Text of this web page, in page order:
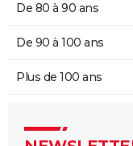
De 80 à 90 ans
De 90 à 100 ans
Plus de 100 ans